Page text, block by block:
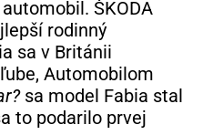
ŠKODA
rodinný
sa v Británii
Automobilom
sa model Fabia stal
to podarilo prvej